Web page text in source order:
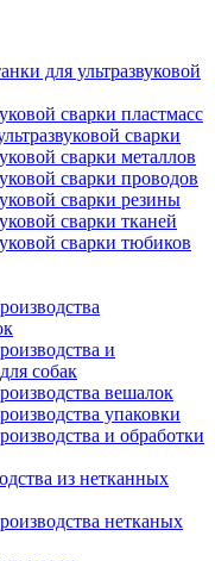
для ультразвуковой
сварки пластмасс
сварки
сварки металлов
сварки проводов
сварки резины
сварки тканей
сварки тюбиков
и
собак
вешалок
упаковки
и обработки
из нетканных
нетканых